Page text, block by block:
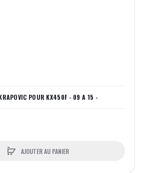
POUR KX450F - 09 A 15 -
AJOUTER AU PANIER